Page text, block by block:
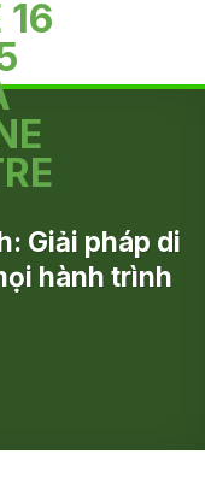
Giải pháp di
hành trình